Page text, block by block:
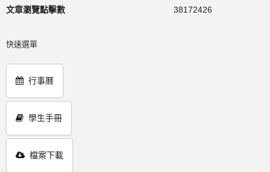
文章瀏覽點擊數 38172426
快速選單
行事曆
學生手冊
檔案下載